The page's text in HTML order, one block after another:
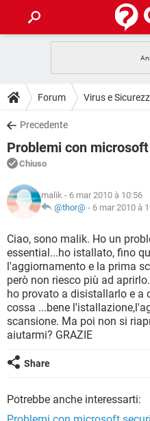
INTRATTENIMENTO
iOS
INSTAGRAM
TIKTOK
HARDWARE
GUIDE
COVID-19
iOS
INSTAGRAM
TIKTOK
DOWNLOAD
COVID-19
INTRATTENIMENTO
iOS
INSTAGRAM
TIKTOK
HARDWARE
FORUM
COVID-19
INTRATTENIMENTO
INSTAGRAM
TIKTOK
HARDWARE
GLOSSARIO
COVID-19
INTRATTENIMENTO
iOS
INSTAGRAM
TIKTOK
HARDWARE
Forum Virus e
Precedente
Problemi con
Chiuso
malik - 6 mar 2010 à 10:56
@thor@ - 6 mar 2010 à
Ciao, sono malik. Ho un
essential...ho istallato, fino
l'aggiornamento e la prima
però non riesco più ad
ho provato a disistallarlo e a
cossa ...bene
scansione. Ma poi non si
aiutarmi? GRAZIE
Share
Potrebbe anche interessarti: